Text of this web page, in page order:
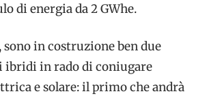
di energia da 2 GWhe.
, sono in costruzione ben due
ibridi in rado di coniugare
e solare: il primo che andrà